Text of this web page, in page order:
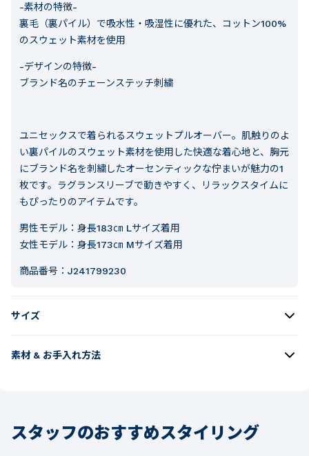
-素材の特徴-
裏毛（裏パイル）で吸水性・吸湿性に優れた、コットン100%
のスウェット素材を使用
-デザインの特徴-
ブランド名のチェーンステッチ刺繍
ユニセックスで着られるスウェットプルオーバー。肌触りのよ
い裏パイルのスウェット素材を使用した快適な着心地と、胸元
にブランド名を刺繍したオーセンティックな佇まいが魅力の1
枚です。ラグランスリーブで動きやすく、リラックスタイムに
もぴったりのアイテムです。
男性モデル：身長183㎝ Lサイズ着用
女性モデル：身長173㎝ Mサイズ着用
商品番号： J241799230
サイズ
素材 & お手入れ方法
スタッフのおすすめスタイリング